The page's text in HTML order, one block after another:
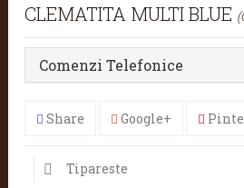
CLEMATITA MULTI BLUE
Comenzi Telefonice
Share Google+
Tipareste